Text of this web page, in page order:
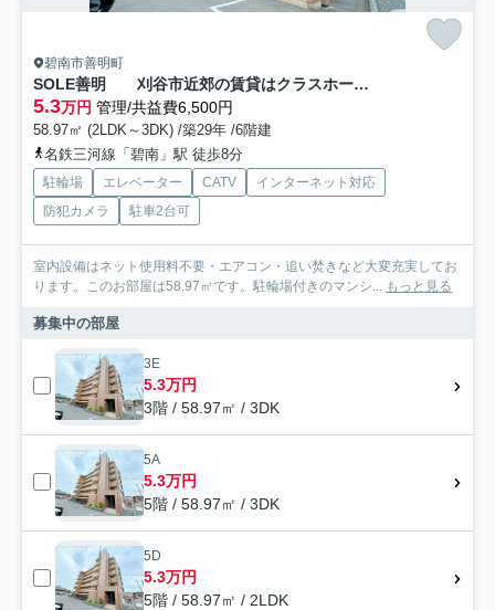
碧南市善明町
SOLE善明 刈谷市近郊の賃貸はクラスホーム刈谷店
5.3万円 管理/共益費6,500円
58.97㎡ (2LDK～3DK) /築29年 /6階建
名鉄三河線「碧南」駅 徒歩8分
駐輪場 エレベーター CATV
インターネット対応
防犯カメラ
駐車2台可
室内設備はネット使用料不要・エアコン・追い焚きなど大変充実してお
ります。このお部屋は58.97㎡です。駐輪場付きのマンシ...
もっと見る
募集中の部屋
3E
5.3万円
3階 / 58.97㎡ / 3DK
5A
5.3万円
5階 / 58.97㎡ / 3DK
5D
5.3万円
5階 / 58.97㎡ / 2LDK